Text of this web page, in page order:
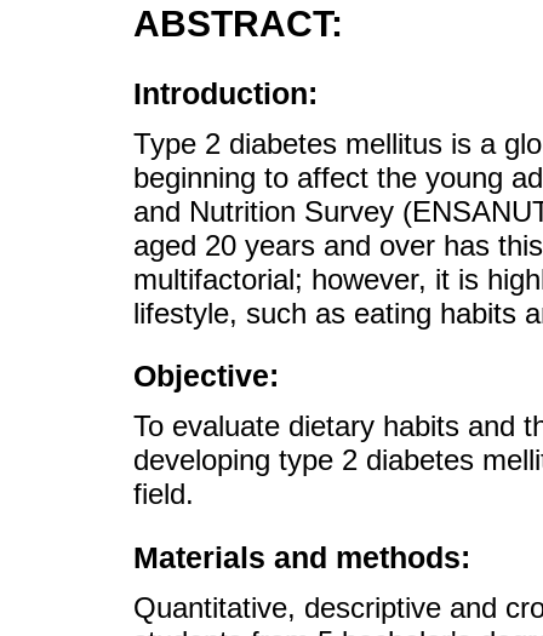
ABSTRACT:
Introduction:
Type 2 diabetes mellitus is a
beginning to affect the young
and Nutrition Survey
aged 20 years and over has
multifactorial; however, it is
lifestyle, such as eating habits
Objective:
To evaluate dietary habits and
developing type 2 diabetes
field.
Materials and methods:
Quantitative, descriptive and